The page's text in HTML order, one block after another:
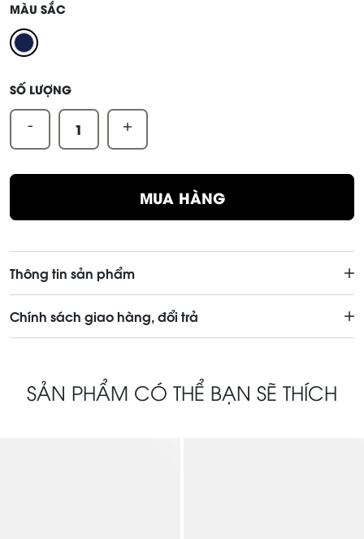
MÀU SẮC
SỐ LƯỢNG
- +
MUA HÀNG
Thông tin sản phẩm
Chính sách giao hàng, đổi trả
SẢN PHẨM CÓ THỂ BẠN SẼ THÍCH